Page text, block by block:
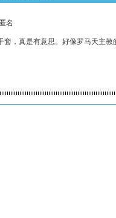
名
套，真是有意思。好像罗马天主